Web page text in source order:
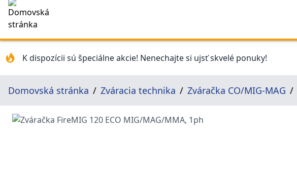
K dispozícii sú špeciálne akcie! Nenechajte si ujsť skvelé ponuky!
Domovská stránka Zváracia technika Zváračka CO/MIG-MAG